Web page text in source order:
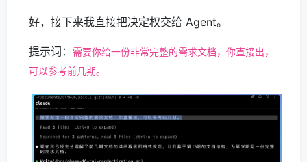
好，接下来我直接把决定权交给 Agent。
提示词：
需要你给一份非常完整的需求文档，你直接出，
可以参考前几期。